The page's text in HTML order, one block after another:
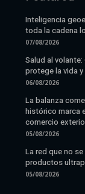
Inteligencia
toda la cadena
07/08/2026
Salud al
protege la vida
06/08/2026
La balanza
histórico marca
comercio
05/08/2026
La red que no
productos
05/08/2026